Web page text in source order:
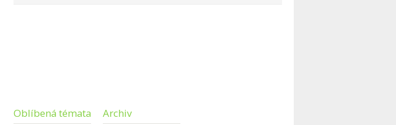
Oblíbená témata Archiv